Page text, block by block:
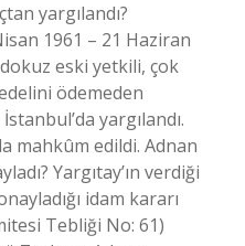
yargılandı?
1961 – 21 Haziran
eski yetkili, çok
ödemeden
yargılandı.
mahkûm edildi. Adnan
Yargıtay’ın verdiği
idam kararı
Tebliği No: 61)